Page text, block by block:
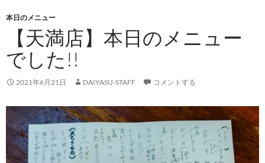
本日のメニュー
【天満店】本日のメニュー
でした!!
2021年6月21日 DAIYASU-STAFF コメントする